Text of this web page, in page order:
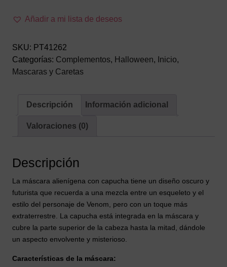
cantidad
Añadir a mi lista de deseos
SKU: PT41262
Categorías: Complementos, Halloween, Inicio,
Mascaras y Caretas
Descripción Información adicional
Valoraciones (0)
Descripción
La máscara alienígena con capucha tiene un diseño oscuro y
futurista que recuerda a una mezcla entre un esqueleto y el
estilo del personaje de Venom, pero con un toque más
extraterrestre. La capucha está integrada en la máscara y
cubre la parte superior de la cabeza hasta la mitad, dándole
un aspecto envolvente y misterioso.
Características de la máscara: